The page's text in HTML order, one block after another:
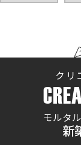
クリ
モルタ
新